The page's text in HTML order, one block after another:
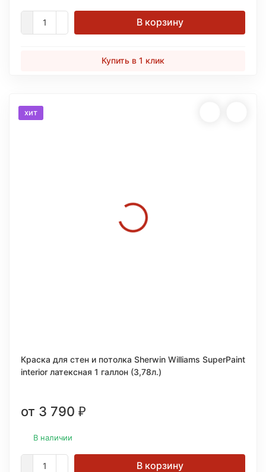
В корзину
Купить в 1 клик
хит
Краска для стен и потолка Sherwin Williams SuperPaint
interior латексная 1 галлон (3,78л.)
от 3 790 ₽
В наличии
В корзину